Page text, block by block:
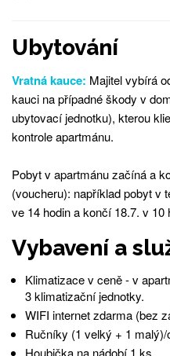
Ubytování
Vratná kauce: Majitel vybírá
kauci na případné škody v
ubytovací jednotku), kterou
kontrole apartmánu.
Pobyt v apartmánu začíná a
(voucheru): například pobyt v
ve 14 hodin a končí 18.7. v 10
Vybavení a
Klimatizace v ceně - v
3 klimatizační jednotky.
WIFI internet zdarma (bez
Ručníky (1 velký + 1 malý)/
Houbička na nádobí 1 ks